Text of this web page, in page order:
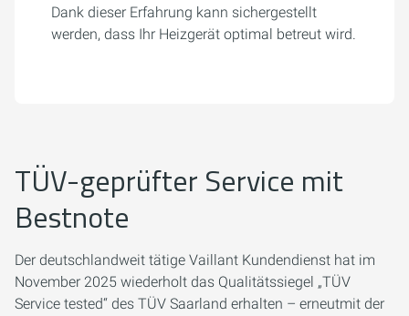
Dank dieser Erfahrung kann sichergestellt
werden, dass Ihr Heizgerät optimal betreut wird.
TÜV-geprüfter Service mit
Bestnote
Der deutschlandweit tätige Vaillant Kundendienst hat im
November 2025 wiederholt das Qualitätssiegel „TÜV
Service tested“ des TÜV Saarland erhalten – erneutmit der